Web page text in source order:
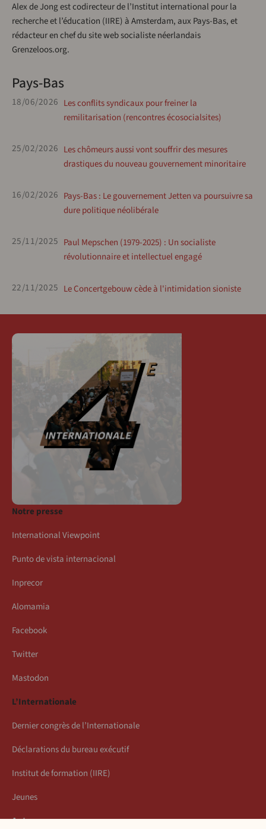
Alex de Jong est codirecteur de l’Institut international pour la
recherche et l’éducation (IIRE) à Amsterdam, aux Pays-Bas, et
rédacteur en chef du site web socialiste néerlandais
Grenzeloos.org.
Pays-Bas
18/06/2026 Les conflits syndicaux pour freiner la
remilitarisation (rencontres écosocialsites)
25/02/2026 Les chômeurs aussi vont souffrir des mesures
drastiques du nouveau gouvernement minoritaire
16/02/2026 Pays-Bas : Le gouvernement Jetten va poursuivre sa
dure politique néolibérale
25/11/2025 Paul Mepschen (1979-2025) : Un socialiste
révolutionnaire et intellectuel engagé
22/11/2025 Le Concertgebouw cède à l'intimidation sioniste
Notre presse
International Viewpoint
Punto de vista internacional
Inprecor
Alomamia
Facebook
Twitter
Mastodon
L’Internationale
Dernier congrès de l’Internationale
Déclarations du bureau exécutif
Institut de formation (IIRE)
Jeunes
Auteurs